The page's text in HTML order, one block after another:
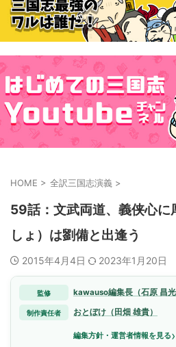
HOME > 全訳三国志演義 >
59話：文武両道、義侠心
しょ）は劉備と出逢う
2015年4月4日 2023年1月20日
監修 kawauso編集長（石原 昌光
制作責任者 おとぼけ（田畑 雄貴）
編集方針・運営者情報を見る›